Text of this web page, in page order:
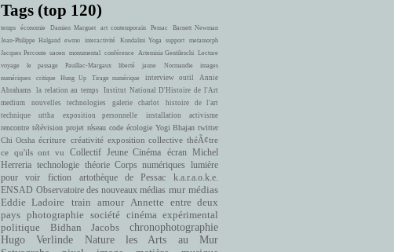
Tags (top 120)
temps économie Damien Marguet art contemporain Pessac
Barnett Newman
Jean-Philippe Halgand
ewmo interactivité Kundalini Yoga support
metamorph
Jacques Perconte uaoen monumental conférence Artemisia Gentileschi Lecture
voyage
le passage Pauillac-Margaux liberté jaune Normandie
images
numériques
critique Hung Up Tirage numérique interview outil
Annie
Abrahams
la relation au temps
Institut National D'Histoire de l'Art
medium
nouvelles technologies galerie charlot
histoire de l'art
technique
uttha exposition personnelle installation activisme
rencontre télévision projet réseau code écologie Yogi Bhajan twitter
Chi Ocsha écriture créativité exposition collective théÃ¢tre
ce qu'ils ont vu
Collectif Jeune Cinéma écran
Michel
Herreria technologie théorie Corps numériques lumière
pour voir fiction artothèque de Pessac
k.a.r.a.o.k.e.
ENSAD Observatoire des nouveaux médias mur médias
Eddie Ladoire
train amour Annette entre deux
pays photographie société cinéma expérimental
politique
Bidhan Jacobs
chronophotographie
Hugo Verlinde
Nature
les Arts au Mur